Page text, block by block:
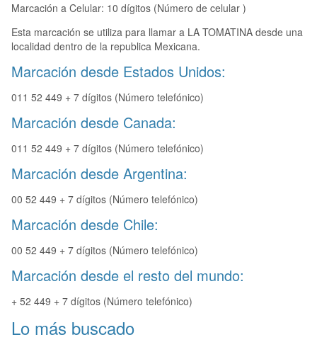
Marcación a Celular: 10 dígitos (Número de celular )
Esta marcación se utiliza para llamar a LA TOMATINA desde una
localidad dentro de la republica Mexicana.
Marcación desde Estados Unidos:
011 52 449 + 7 dígitos (Número telefónico)
Marcación desde Canada:
011 52 449 + 7 dígitos (Número telefónico)
Marcación desde Argentina:
00 52 449 + 7 dígitos (Número telefónico)
Marcación desde Chile:
00 52 449 + 7 dígitos (Número telefónico)
Marcación desde el resto del mundo:
+ 52 449 + 7 dígitos (Número telefónico)
Lo más buscado